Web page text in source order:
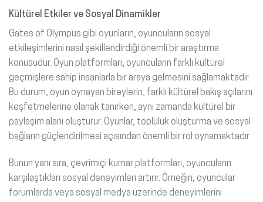
Kültürel Etkiler ve Sosyal Dinamikler
Gates of Olympus gibi oyunların, oyuncuların sosyal
etkileşimlerini nasıl şekillendirdiği önemli bir araştırma
konusudur. Oyun platformları, oyuncuların farklı kültürel
geçmişlere sahip insanlarla bir araya gelmesini sağlamaktadır.
Bu durum, oyun oynayan bireylerin, farklı kültürel bakış açılarını
keşfetmelerine olanak tanırken, aynı zamanda kültürel bir
paylaşım alanı oluşturur. Oyunlar, topluluk oluşturma ve sosyal
bağların güçlendirilmesi açısından önemli bir rol oynamaktadır.
Bunun yanı sıra, çevrimiçi kumar platformları, oyuncuların
karşılaştıkları sosyal deneyimleri artırır. Örneğin, oyuncular
forumlarda veya sosyal medya üzerinde deneyimlerini